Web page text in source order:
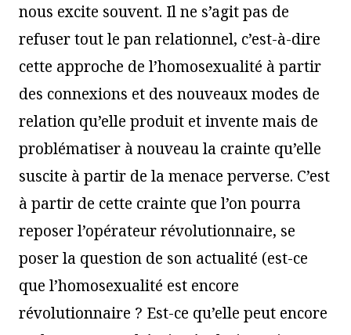
nous excite souvent. Il ne s’agit pas de
refuser tout le pan relationnel, c’est-à-dire
cette approche de l’homosexualité à partir
des connexions et des nouveaux modes de
relation qu’elle produit et invente mais de
problématiser à nouveau la crainte qu’elle
suscite à partir de la menace perverse. C’est
à partir de cette crainte que l’on pourra
reposer l’opérateur révolutionnaire, se
poser la question de son actualité (est-ce
que l’homosexualité est encore
révolutionnaire ? Est-ce qu’elle peut encore